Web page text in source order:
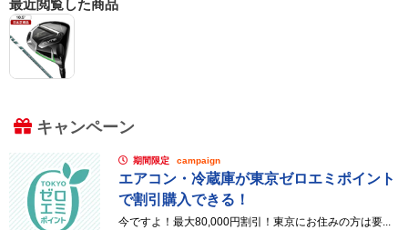
最近閲覧した商品
キャンペーン
期間限定 campaign
エアコン・冷蔵庫が東京ゼロエミポイント
で割引購入できる！
今ですよ！最大80,000円割引！東京にお住みの方は要...